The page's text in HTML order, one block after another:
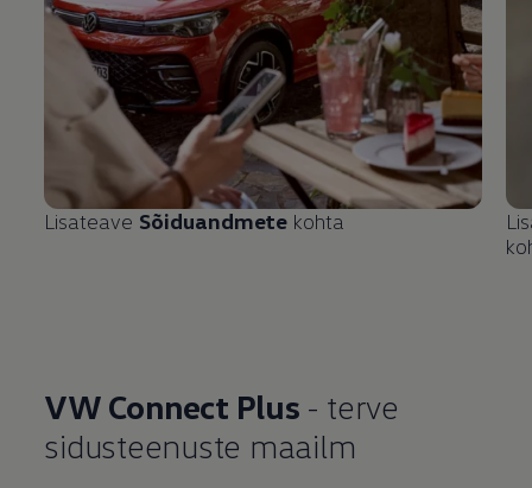
Lisateave Sõiduandmete kohta
VW Connect Plus - terve
sidusteenuste maailm